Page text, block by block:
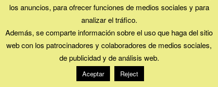
Proporcionado porFeedBurner
Esta obra está bajo unalicencia Creative Commons (Reconocimiento - No
comercial - Compartir igual).
Funciona gracias a WordPress
los anuncios, para ofrecer funciones de medios sociales y para
analizar el tráfico.
Además, se comparte información sobre el uso que haga del sitio
web con los patrocinadores y colaboradores de medios sociales,
de publicidad y de análisis web.
Aceptar Reject